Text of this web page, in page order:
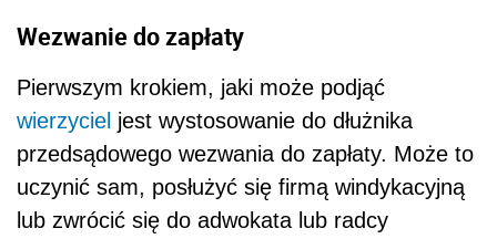
Wezwanie do zapłaty
Pierwszym krokiem, jaki może podjąć
wierzyciel jest wystosowanie do dłużnika
przedsądowego wezwania do zapłaty. Może to
uczynić sam, posłużyć się firmą windykacyjną
lub zwrócić się do adwokata lub radcy